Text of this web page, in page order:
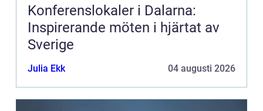
Konferenslokaler i Dalarna:
Inspirerande möten i hjärtat av
Sverige
Julia Ekk 04 augusti 2026